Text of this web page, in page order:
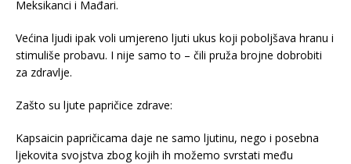
Meksikanci i Mađari.
Većina ljudi ipak voli umjereno ljuti ukus koji poboljšava hranu i
stimuliše probavu. I nije samo to – čili pruža brojne dobrobiti
za zdravlje.
Zašto su ljute papričice zdrave:
Kapsaicin papričicama daje ne samo ljutinu, nego i posebna
ljekovita svojstva zbog kojih ih možemo svrstati među